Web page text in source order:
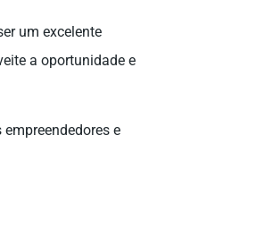
um excelente
a oportunidade e
e